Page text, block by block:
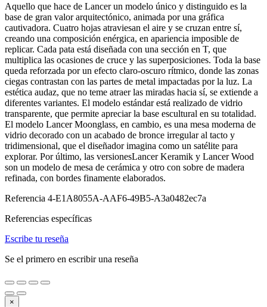
Aquello que hace de Lancer un modelo único y distinguido es la
base de gran valor arquitectónico, animada por una gráfica
cautivadora. Cuatro hojas atraviesan el aire y se cruzan entre sí,
creando una composición enérgica, en apariencia imposible de
replicar. Cada pata está diseñada con una sección en T, que
multiplica las ocasiones de cruce y las superposiciones. Toda la base
queda reforzada por un efecto claro-oscuro rítmico, donde las zonas
ciegas contrastan con las partes de metal impactadas por la luz. La
estética audaz, que no teme atraer las miradas hacia sí, se extiende a
diferentes variantes. El modelo estándar está realizado de vidrio
transparente, que permite apreciar la base escultural en su totalidad.
El modelo Lancer Moonglass, en cambio, es una mesa moderna de
vidrio decorado con un acabado de bronce irregular al tacto y
tridimensional, que el diseñador imagina como un satélite para
explorar. Por último, las versionesLancer Keramik y Lancer Wood
son un modelo de mesa de cerámica y otro con sobre de madera
refinada, con bordes finamente elaborados.
Referencia 4-E1A8055A-AAF6-49B5-A3a0482ec7a
Referencias específicas
Escribe tu reseña
Se el primero en escribir una reseña
×